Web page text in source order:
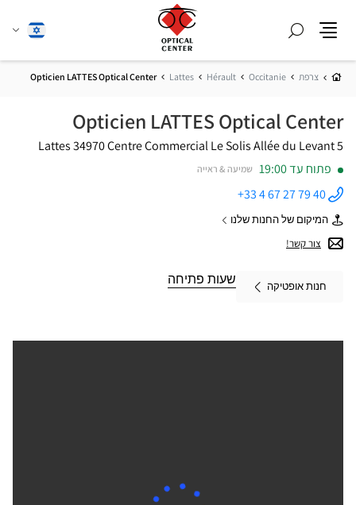
חפש
שנהעברית
בית צרפת Occitanie
Hérault
Lattes
Opticien LATTES Optical Center
Opticien LATTES Optical Center
5 Allée du Levant
Centre Commercial Le Solis
34970 Lattes
פתוח עד 19:00
שמיעה & ראייה
התקשר
לחנות
Opticien
LATTES
Optical
+33 4 67 27 79 40
המיקום של החנות שלנו של
Opticien
LATTES
צור קשר!
חנות אופטיקה
שעות פתיחה